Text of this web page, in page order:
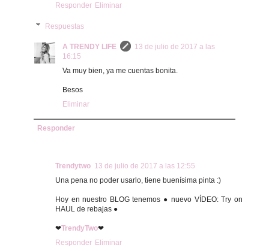
Responder Eliminar
Respuestas
A TRENDY LIFE
13 de julio de 2017 a las
16:15
Va muy bien, ya me cuentas bonita.
Besos
Eliminar
Responder
Trendytwo 13 de julio de 2017 a las 12:55
Una pena no poder usarlo, tiene buenísima pinta :)
Hoy en nuestro BLOG tenemos ● nuevo VÍDEO: Try on
HAUL de rebajas ●
❤TrendyTwo❤
Responder Eliminar